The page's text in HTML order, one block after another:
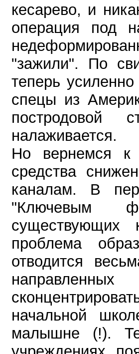
кесарево, и
операция под
"зажили". По
теперь
спецы из
постродовой
налаживается.
Но вернемся к
средства
каналам. В
"Ключевым
существующих
проблема
отводится
начальной
малышне (!).